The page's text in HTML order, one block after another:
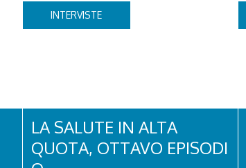
INTERVISTE
LA SALUTE IN ALTA
QUOTA, OTTAVO EPISODI